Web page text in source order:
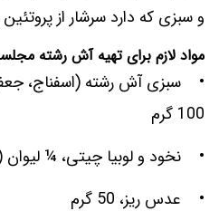
و سبزی که دارد سرشار از
مواد لازم برای تهیه آش رشته مجلسی
• سبزی آش رشته (اسفناج،
100 گرم
• نخود و لوبیا چیتی، ¼ لیوان (40
• عدس ریز، 50 گرم